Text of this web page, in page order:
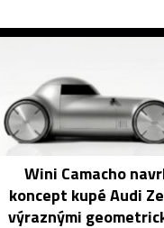
Wini Camacho
koncept kupé Audi
výraznými